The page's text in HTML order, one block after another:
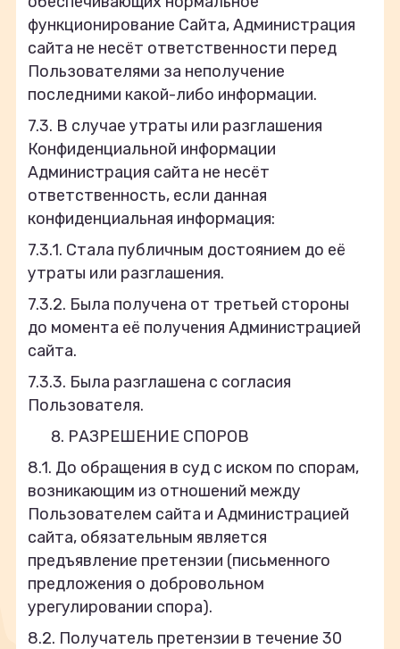
функционирование Сайта, Администрация
сайта не несёт ответственности перед
Пользователями за неполучение
последними какой-либо информации.
7.3. В случае утраты или разглашения
Конфиденциальной информации
Администрация сайта не несёт
ответственность, если данная
конфиденциальная информация:
7.3.1. Стала публичным достоянием до её
утраты или разглашения.
7.3.2. Была получена от третьей стороны
до момента её получения Администрацией
сайта.
7.3.3. Была разглашена с согласия
Пользователя.
РАЗРЕШЕНИЕ СПОРОВ
8.1. До обращения в суд с иском по спорам,
возникающим из отношений между
Пользователем сайта и Администрацией
сайта, обязательным является
предъявление претензии (письменного
предложения о добровольном
урегулировании спора).
8.2. Получатель претензии в течение 30